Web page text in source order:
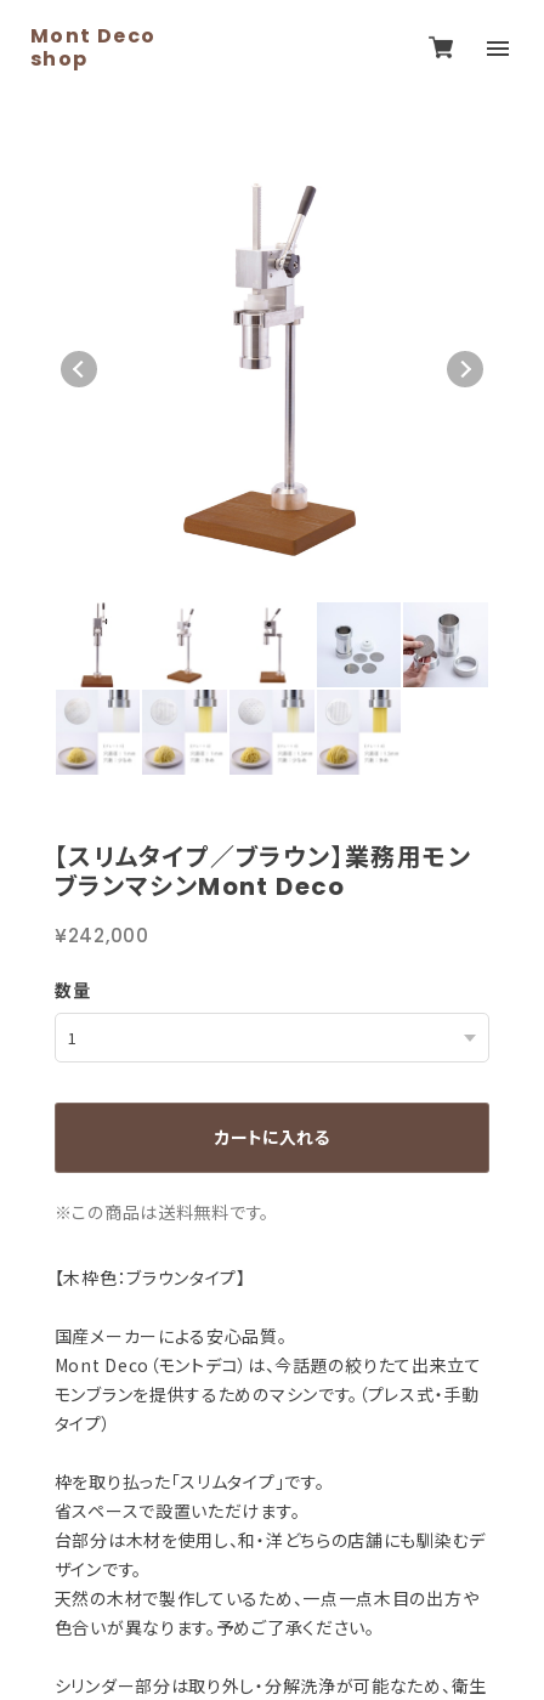
Mont Deco
shop
【スリムタイプ／ブラウン】業務用モン
ブランマシンMont Deco
¥242,000
数量
カートに入れる
※この商品は送料無料です。
【木枠色：ブラウンタイプ】
国産メーカーによる安心品質。
Mont Deco（モントデコ）は、今話題の絞りたて出来立て
モンブランを提供するためのマシンです。​（プレス式・手動
タイプ）
枠を取り払った「スリムタイプ」です。
省スペースで設置いただけます。
台部分は木材を使用し、和・洋どちらの店舗にも馴染むデ
ザインです。
天然の木材で製作しているため、一点一点木目の出方や
色合いが異なります。予めご了承ください。
​シリンダー部分は取り外し・分解洗浄が可能なため、衛生